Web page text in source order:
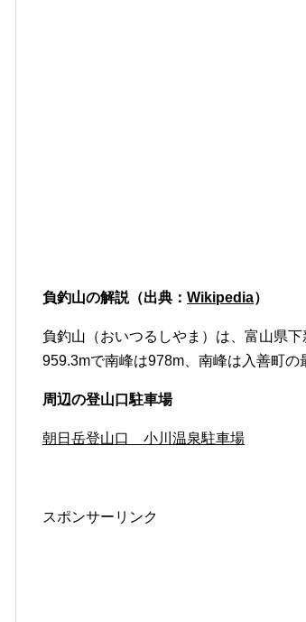
負釣山の解説（出典： Wikipedia）
負釣山（おいつるしやま）は、富山県
959.3mで南峰は978m、南峰は入善町の
周辺の登山口駐車場
朝日岳登山口 小川温泉駐車場
スポンサーリンク